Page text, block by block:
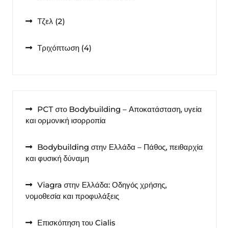
Τζελ 22
Τριχόπτωση 44
PCT στο Bodybuilding – Αποκατάσταση, υγεία
και ορμονική ισορροπία
Bodybuilding στην Ελλάδα – Πάθος, πειθαρχία
και φυσική δύναμη
Viagra στην Ελλάδα: Οδηγός χρήσης,
νομοθεσία και προφυλάξεις
Επισκόπηση του Cialis